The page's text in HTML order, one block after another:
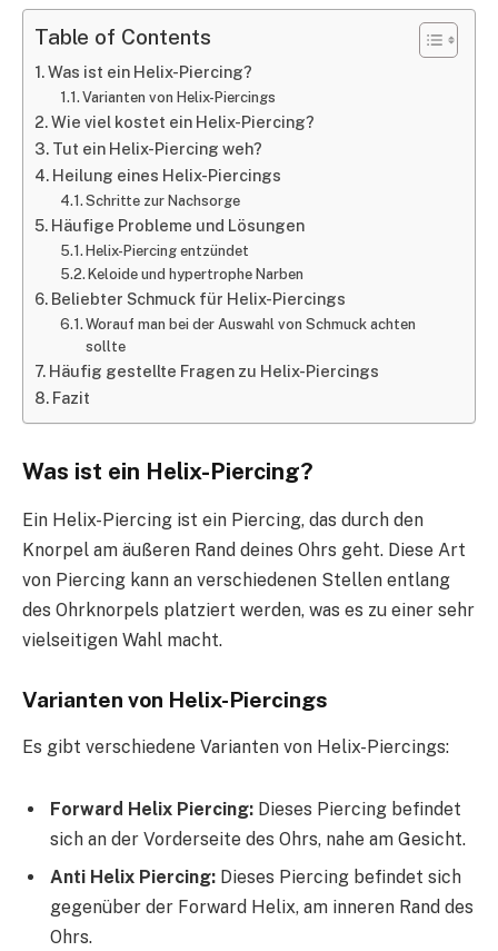
Table of Contents
Was ist ein Helix-Piercing?
Varianten von Helix-Piercings
Wie viel kostet ein Helix-Piercing?
Tut ein Helix-Piercing weh?
Heilung eines Helix-Piercings
Schritte zur Nachsorge
Häufige Probleme und Lösungen
Helix-Piercing entzündet
Keloide und hypertrophe Narben
Beliebter Schmuck für Helix-Piercings
Worauf man bei der Auswahl von Schmuck achten
sollte
Häufig gestellte Fragen zu Helix-Piercings
Fazit
Was ist ein Helix-Piercing?
Ein Helix-Piercing ist ein Piercing, das durch den
Knorpel am äußeren Rand deines Ohrs geht. Diese Art
von Piercing kann an verschiedenen Stellen entlang
des Ohrknorpels platziert werden, was es zu einer sehr
vielseitigen Wahl macht.
Varianten von Helix-Piercings
Es gibt verschiedene Varianten von Helix-Piercings:
Forward Helix Piercing: Dieses Piercing befindet
sich an der Vorderseite des Ohrs, nahe am Gesicht.
Anti Helix Piercing: Dieses Piercing befindet sich
gegenüber der Forward Helix, am inneren Rand des
Ohrs.